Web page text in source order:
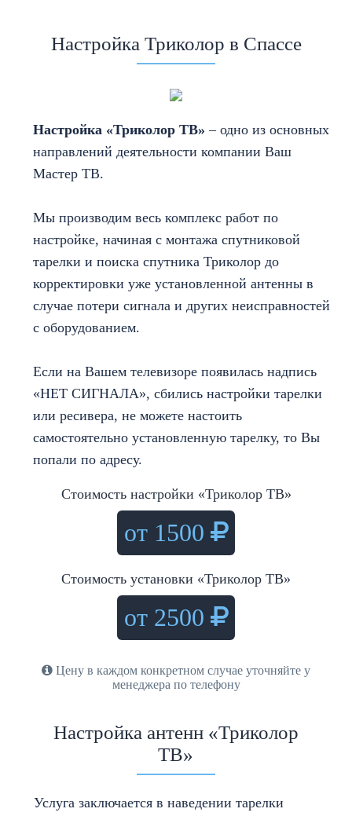
Настройка Триколор в Спассе
Настройка «Триколор ТВ» – одно из основных
направлений деятельности компании Ваш
Мастер ТВ.
Мы производим весь комплекс работ по
настройке, начиная с монтажа спутниковой
тарелки и поиска спутника Триколор до
корректировки уже установленной антенны в
случае потери сигнала и других неисправностей
с оборудованием.
Если на Вашем телевизоре появилась надпись
«НЕТ СИГНАЛА», сбились настройки тарелки
или ресивера, не можете настоить
самостоятельно установленную тарелку, то Вы
попали по адресу.
Стоимость настройки «Триколор ТВ»
от 1500
Стоимость установки «Триколор ТВ»
от 2500
Цену в каждом конкретном случае уточняйте у
менеджера по телефону
Настройка антенн «Триколор
ТВ»
Услуга заключается в наведении тарелки